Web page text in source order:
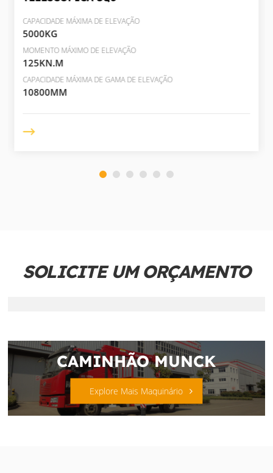
CAPACIDADE MÁXIMA DE ELEVAÇÃO
5000KG
MOMENTO MÁXIMO DE ELEVAÇÃO
125KN.M
CAPACIDADE MÁXIMA DE GAMA DE ELEVAÇÃO
10800MM
SOLICITE UM ORÇAMENTO
CAMINHÃO MUNCK
Explore Mais Maquinário